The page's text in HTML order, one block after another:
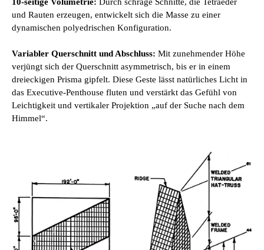
und Rauten erzeugen, entwickelt sich die Masse zu einer
dynamischen polyedrischen Konfiguration.
Variabler Querschnitt und Abschluss: Mit zunehmender Höhe
verjüngt sich der Querschnitt asymmetrisch, bis er in einem
dreieckigen Prisma gipfelt. Diese Geste lässt natürliches Licht in
das Executive-Penthouse fluten und verstärkt das Gefühl von
Leichtigkeit und vertikaler Projektion „auf der Suche nach dem
Himmel“.